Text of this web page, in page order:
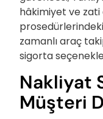
hâkimiyet ve
zamanlı araç
sigorta
Nakliyat
Müşteri